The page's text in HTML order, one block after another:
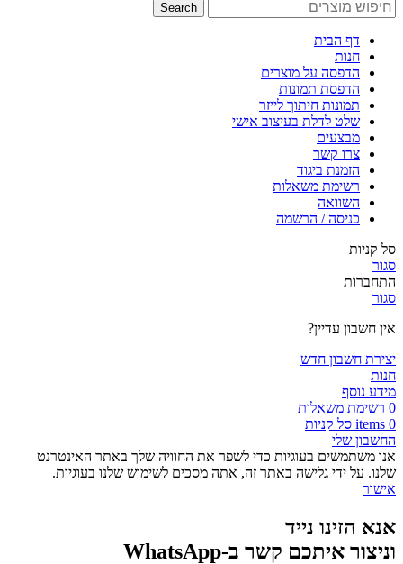
Search
דף הבית
חנות
הדפסה על מוצרים
הדפסת תמונות
תמונות חיתוך לייזר
שלט לדלת בעיצוב אישי
מבצעים
צרו קשר
הזמנת ביגוד
רשימת משאלות
השוואה
כניסה / הרשמה
סל קניות
סגור
התחברות
סגור
אין חשבון עדיין?
יצירת חשבון חדש
חנות
מידע נוסף
0 רשימת משאלות
0
items סל קניות
החשבון שלי
אנו משתמשים בעוגיות כדי לשפר את החוויה שלך באתר האינטרנט
שלנו. על ידי גלישה באתר זה, אתה מסכים לשימוש שלנו בעוגיות.
אישור
אנא הזינו נייד
וניצור איתכם קשר ב-WhatsApp